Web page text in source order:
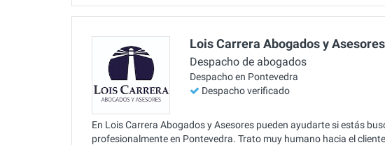
Lois Carrera Abogados y Asesores
Despacho de abogados
Despacho en Pontevedra
Despacho verificado
En Lois Carrera Abogados y Asesores pueden ayudarte si estás
profesionalmente en Pontevedra. Trato muy humano hacia el